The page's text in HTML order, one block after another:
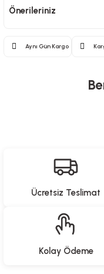
Önerileriniz
Aynı Gün Kargo
Uzaktan Kumandalı Işıklı
Ücretsiz Teslimat
Kolay Ödeme